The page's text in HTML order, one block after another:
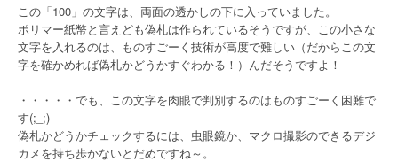
この「100」の文字は、両面の透かしの下に入っていました。
ポリマー紙幣と言えども偽札は作られているそうですが、この小さな
文字を入れるのは、ものすごーく技術が高度で難しい（だからこの文
字を確かめれば偽札かどうかすぐわかる！）んだそうですよ！
・・・・・でも、この文字を肉眼で判別するのはものすごーく困難で
す(;_;)
偽札かどうかチェックするには、虫眼鏡か、マクロ撮影のできるデジ
カメを持ち歩かないとだめですね～。